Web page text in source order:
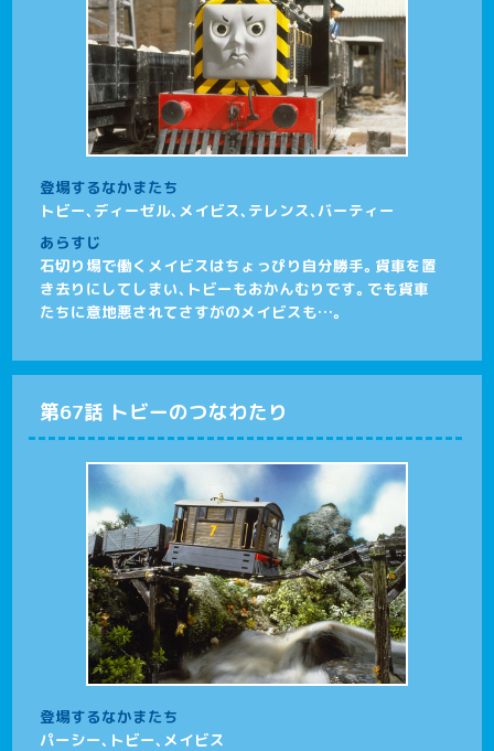
登場するなかまたち
トビー、ディーゼル、メイビス、テレンス、バーティー
あらすじ
石切り場で働くメイビスはちょっぴり自分勝手。貨車を置
き去りにしてしまい、トビーもおかんむりです。でも貨車
たちに意地悪されてさすがのメイビスも…。
第67話 トビーのつなわたり
登場するなかまたち
パーシー、トビー、メイビス